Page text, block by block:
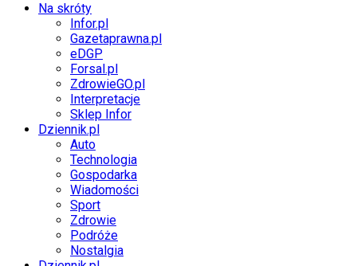
Na skróty
Infor.pl
Gazetaprawna.pl
eDGP
Forsal.pl
ZdrowieGO.pl
Interpretacje
Sklep Infor
Dziennik.pl
Auto
Technologia
Gospodarka
Wiadomości
Sport
Zdrowie
Podróże
Nostalgia